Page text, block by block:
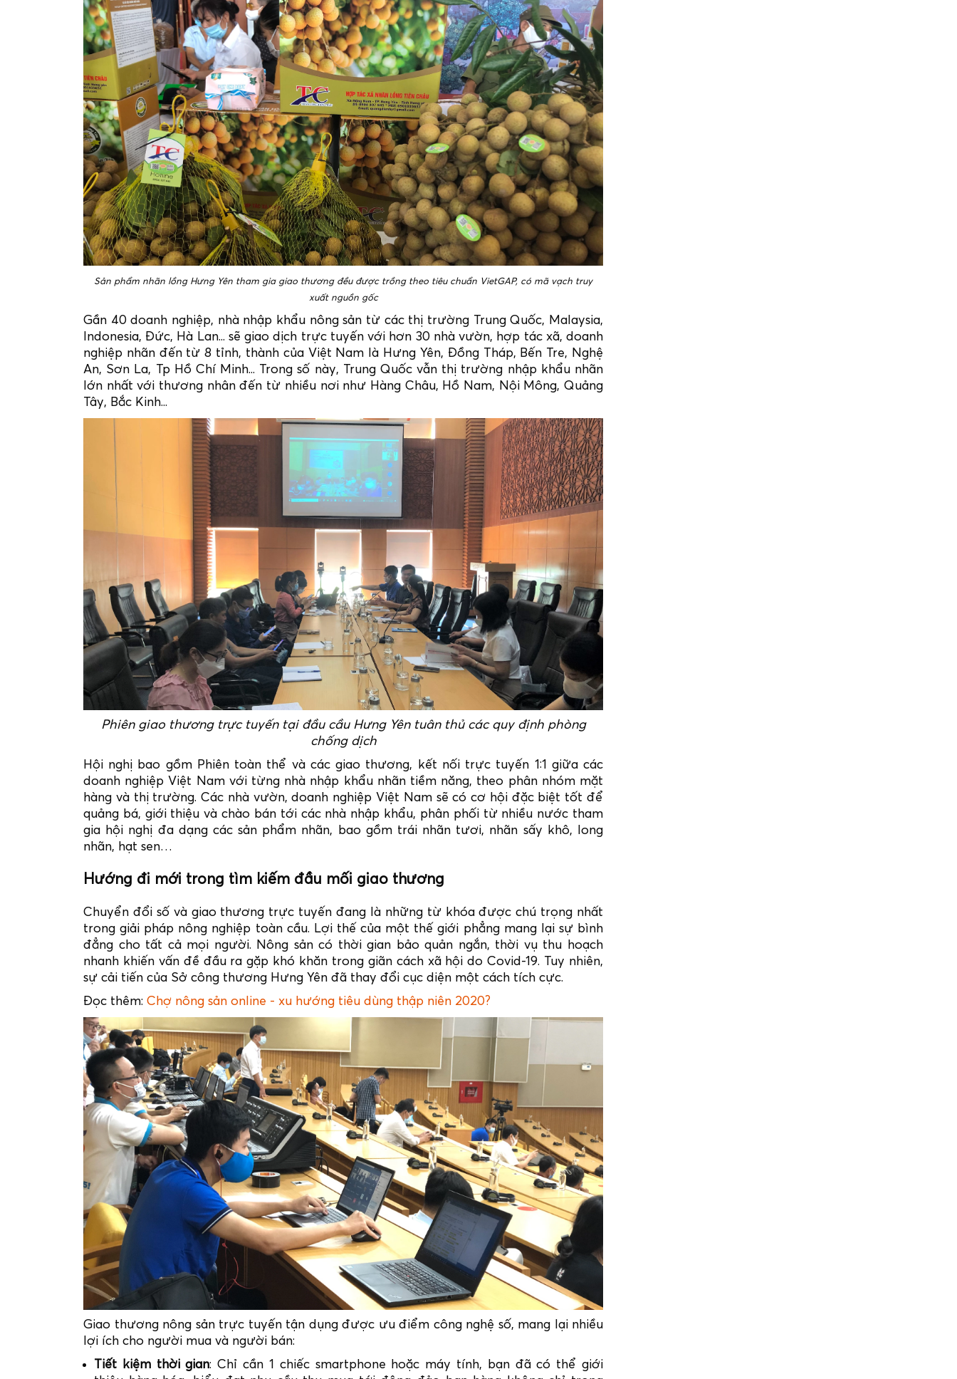
Sản phẩm nhãn lồng Hưng Yên tham gia giao thương đều được trồng theo tiêu chuẩn VietGAP, có mã vạch truy
xuất nguồn gốc
Gần 40 doanh nghiệp, nhà nhập khẩu nông sản từ các thị trường Trung Quốc, Malaysia,
Indonesia, Đức, Hà Lan... sẽ giao dịch trực tuyến với hơn 30 nhà vườn, hợp tác xã, doanh
nghiệp nhãn đến từ 8 tỉnh, thành của Việt Nam là Hưng Yên, Đồng Tháp, Bến Tre, Nghệ
An, Sơn La, Tp Hồ Chí Minh... Trong số này, Trung Quốc vẫn thị trường nhập khẩu nhãn
lớn nhất với thương nhân đến từ nhiều nơi như Hàng Châu, Hồ Nam, Nội Mông, Quảng
Tây, Bắc Kinh...
Phiên giao thương trực tuyến tại đầu cầu Hưng Yên tuân thủ các quy định phòng
chống dịch
Hội nghị bao gồm Phiên toàn thể và các giao thương, kết nối trực tuyến 1:1 giữa các
doanh nghiệp Việt Nam với từng nhà nhập khẩu nhãn tiềm năng, theo phân nhóm mặt
hàng và thị trường. Các nhà vườn, doanh nghiệp Việt Nam sẽ có cơ hội đặc biệt tốt để
quảng bá, giới thiệu và chào bán tới các nhà nhập khẩu, phân phối từ nhiều nước tham
gia hội nghị đa dạng các sản phẩm nhãn, bao gồm trái nhãn tươi, nhãn sấy khô, long
nhãn, hạt sen…
Hướng đi mới trong tìm kiếm đầu mối giao thương
Chuyển đổi số và giao thương trực tuyến đang là những từ khóa được chú trọng nhất
trong giải pháp nông nghiệp toàn cầu. Lợi thế của một thế giới phẳng mang lại sự bình
đẳng cho tất cả mọi người. Nông sản có thời gian bảo quản ngắn, thời vụ thu hoạch
nhanh khiến vấn đề đầu ra gặp khó khăn trong giãn cách xã hội do Covid-19. Tuy nhiên,
sự cải tiến của Sở công thương Hưng Yên đã thay đổi cục diện một cách tích cực.
Đọc thêm: Chợ nông sản online - xu hướng tiêu dùng thập niên 2020?
Giao thương nông sản trực tuyến tận dụng được ưu điểm công nghệ số, mang lại nhiều
lợi ích cho người mua và người bán:
Tiết kiệm thời gian: Chỉ cần 1 chiếc smartphone hoặc máy tính, bạn đã có thể giới